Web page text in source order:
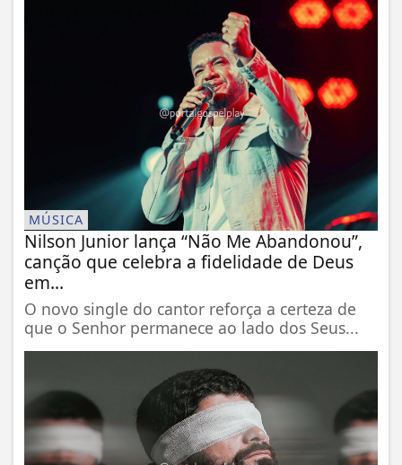
MÚSICA
Nilson Junior lança “Não Me Abandonou”,
canção que celebra a fidelidade de Deus
em...
O novo single do cantor reforça a certeza de
que o Senhor permanece ao lado dos Seus...